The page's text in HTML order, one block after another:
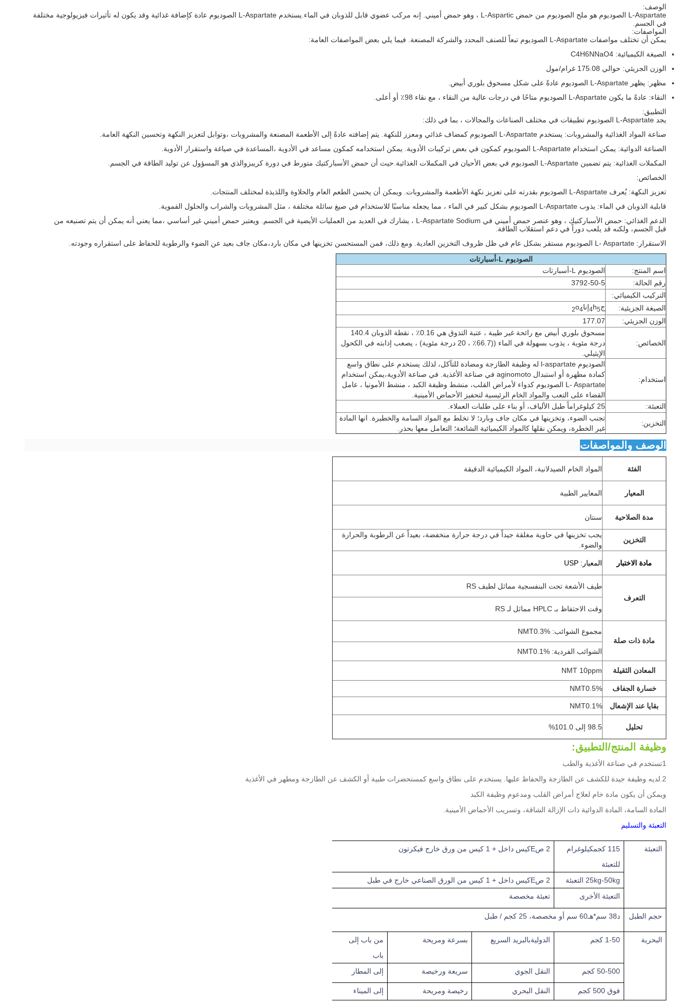
الوصف:
L-Aspartate الصوديوم هو ملح الصوديوم من حمض L-Aspartic ، وهو حمض أميني. إنه مركب عضوي قابل للذوبان في الماء.يستخدم L-Aspartate الصوديوم عادة كإضافة غذائية وقد يكون له تأثيرات فيزيولوجية مختلفة
في الجسم.
المواصفات:
يمكن أن تختلف مواصفات L-Aspartate الصوديوم تبعاً للصنف المحدد والشركة المصنعة. فيما يلي بعض المواصفات العامة:
الصيغة الكيميائية: C4H6NNaO4
الوزن الجزيئي: حوالي 175.08 غرام/مول
مظهر: يظهر L-Aspartate الصوديوم عادةً على شكل مسحوق بلوري أبيض.
النقاء: عادةً ما يكون L-Aspartate الصوديوم متاحًا في درجات عالية من النقاء ، مع نقاء 98٪ أو أعلى.
التطبيق:
يجد L-Aspartate الصوديوم تطبيقات في مختلف الصناعات والمجالات ، بما في ذلك:
صناعة المواد الغذائية والمشروبات: يستخدم L-Aspartate الصوديوم كمضاف غذائي ومعزز للنكهة. يتم إضافته عادةً إلى الأطعمة المصنعة والمشروبات ،وتوابل لتعزيز النكهة وتحسين النكهة العامة.
الصناعة الدوائية: يمكن استخدام L-Aspartate الصوديوم كمكون في بعض تركيبات الأدوية. يمكن استخدامه كمكون مساعد في الأدوية ،المساعدة في صياغة واستقرار الأدوية.
المكملات الغذائية: يتم تضمين L-Aspartate الصوديوم في بعض الأحيان في المكملات الغذائية.حيث أن حمض الأسباركتيك متورط في دورة كريبزوالذي هو المسؤول عن توليد الطاقة في الجسم.
الخصائص:
تعزيز النكهة: يُعرف L-Aspartate الصوديوم بقدرته على تعزيز نكهة الأطعمة والمشروبات. ويمكن أن يحسن الطعم العام والحلاوة واللذيذة لمختلف المنتجات.
قابلية الذوبان في الماء: يذوب L-Aspartate الصوديوم بشكل كبير في الماء ، مما يجعله مناسبًا للاستخدام في صيغ سائلة مختلفة ، مثل المشروبات والشراب والحلول الفموية.
الدعم الغذائي: حمض الأسباركتيك ، وهو عنصر حمض أميني في L-Aspartate Sodium ، يشارك في العديد من العمليات الأيضية في الجسم. ويعتبر حمض أميني غير أساسي ،مما يعني أنه يمكن أن يتم تصنيعه من
قبل الجسم، ولكنه قد يلعب دوراً في دعم استقلاب الطاقة.
الاستقرار: L- Aspartate الصوديوم مستقر بشكل عام في ظل ظروف التخزين العادية. ومع ذلك، فمن المستحسن تخزينها في مكان بارد،مكان جاف بعيد عن الضوء والرطوبة للحفاظ على استقراره وجودته.
الصوديوم L-أسبارتات
اسم المنتج:
الصوديوم L-أسبارتات
رقم الحالة:
3792-50-5
التركيب الكيميائي:
الصيغة الجزيئية:
ج 4h5 إنا 2o4
الوزن الجزيئي: 177.07
الخصائص:
مسحوق بلوري أبيض مع رائحة غير طيبة ، عتبة التذوق هي 0.16٪ ، نقطة الذوبان 140.4
درجة مئوية ، يذوب بسهولة في الماء ((66.7٪ ، 20 درجة مئوية) ، يصعب إذابته في الكحول
الإيثيلي.
استخدام:
الصوديوم l-aspartate له وظيفة الطازجة ومضادة للتآكل، لذلك يستخدم على نطاق واسع
كمادة مطهرة أو استبدال aginomoto في صناعة الأغذية. في صناعة الأدوية،يمكن استخدام
L- Aspartate الصوديوم كدواء لأمراض القلب، منشط وظيفة الكبد ، منشط الأمونيا ، عامل
القضاء على التعب والمواد الخام الرئيسية لتحفيز الأحماض الأمينية.
التعبئة:
25 كيلوغراماً طبل الألياف، أو بناء على طلبات العملاء.
التخزين:
تجنب الضوء، وتخزينها في مكان جاف وبارد؛ لا تخلط مع المواد السامة والخطيرة. انها المادة
غير الخطرة، ويمكن نقلها كالمواد الكيميائية الشائعة؛ التعامل معها بحذر.
الوصف والمواصفات
الفئة المواد الخام الصيدلانية، المواد الكيميائية الدقيقة
المعيار المعايير الطبية
مدة الصلاحية سنتان
التخزين
يجب تخزينها في حاوية مغلقة جيداً في درجة حرارة منخفضة، بعيداً عن الرطوبة والحرارة
والضوء.
مادة الاختبار المعيار: USP
التعرف
طيف الأشعة تحت البنفسجية مماثل لطيف RS
وقت الاحتفاظ بـ HPLC مماثل لـ RS
مادة ذات صلة
مجموع الشوائب: NMT0.3%
الشوائب الفردية: NMT0.1%
المعادن الثقيلة NMT 10ppm
خسارة الجفاف NMT0.5%
بقايا عند الإشعال NMT0.1%
تحليل 98.5 إلى 101.0%
وظيفة المنتج/التطبيق:
1تستخدم في صناعة الأغذية والطب
2.لديه وظيفة جيدة للكشف عن الطازجة والحفاظ عليها. يستخدم على نطاق واسع كمستحضرات طبية أو الكشف عن الطازجة ومطهر في الأغذية
ويمكن أن يكون مادة خام لعلاج أمراض القلب ومدعوم وظيفة الكبد
المادة السامة، المادة الدوائية ذات الإزالة الشاقة، وتسريب الأحماض الأمينية.
التعبئة والتسليم
التعبئة 1 15 كجم
كيلوغرام
للتعبئة
2 ص Eكيس داخل + 1 كيس من ورق خارج في كرتون
25kg-50kg التعبئة 2 ص Eكيس داخل + 1 كيس من الورق الصناعي خارج في طبل
التعبئة الأخرى
تعبئة مخصصة
حجم الطبل د38 سم* هـ60 سم أو مخصصة، 25 كجم / طبل
البحرية 1-50 كجم الدوليةبالبريد السريع بسرعة ومريحة
من باب إلى
باب
50-500 كجم
النقل الجوي سريعة ورخيصة إلى المطار
فوق 500 كجم النقل البحري رخيصة ومريحة إلى الميناء